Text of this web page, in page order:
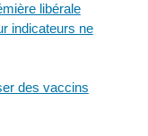
libérale
indicateurs ne
des vaccins